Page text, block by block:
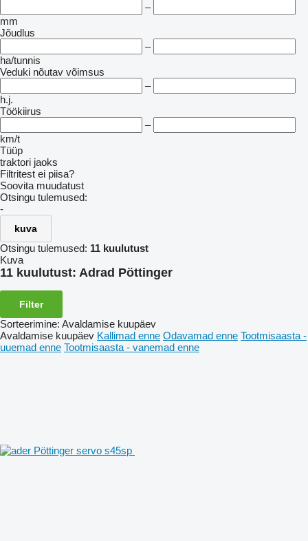
–
mm
Jõudlus
–
ha/tunnis
Veduki nõutav võimsus
–
h.j.
Töökiirus
–
km/t
Tüüp
traktori jaoks
Filtritest ei piisa?
Soovita muudatust
Otsingu tulemused:
-
kuva
Otsingu tulemused: 11 kuulutust
Kuva
11 kuulutust: Adrad Pöttinger
Filter
Sorteerimine: Avaldamise kuupäev
Avaldamise kuupäev Kallimad enne Odavamad enne Tootmisaasta -
uuemad enne Tootmisaasta - vanemad enne